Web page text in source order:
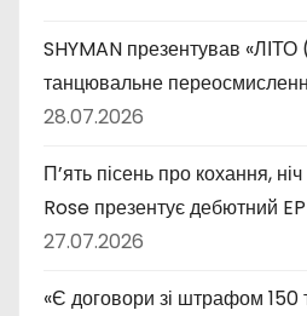
SHYMAN презентував
танцювальне
28.07.2026
П’ять пісень про кохання,
Rose презентує дебютний
27.07.2026
«Є договори зі штрафом 150